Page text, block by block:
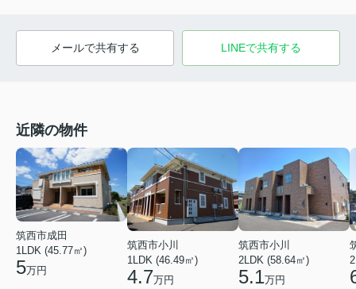
メールで共有する LINEで共有する
近隣の物件
筑西市成田
1LDK (45.77㎡)
5万円
筑西市小川
1LDK (46.49㎡)
4.7万円
筑西市小川
2LDK (58.64㎡)
5.1万円